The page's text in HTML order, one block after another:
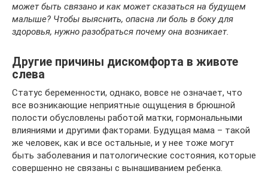
может быть связано и как может сказаться на будущем
малыше? Чтобы выяснить, опасна ли боль в боку для
здоровья, нужно разобраться почему она возникает.
Другие причины дискомфорта в животе
слева
Статус беременности, однако, вовсе не означает, что
все возникающие неприятные ощущения в брюшной
полости обусловлены работой матки, гормональными
влияниями и другими факторами. Будущая мама – такой
же человек, как и все остальные, и у нее тоже могут
быть заболевания и патологические состояния, которые
совершенно не связаны с вынашиванием ребенка.